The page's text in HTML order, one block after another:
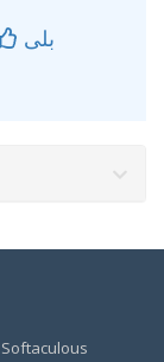
بلی
Softaculous